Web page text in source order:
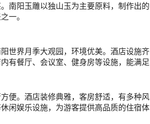
南阳玉雕以独山玉为主要原料，制作出的
一。
世界月季大观园，环境优美。酒店设施齐
有餐厅、会议室、健身房等设施，能满足
便。酒店装修典雅，客房舒适，有多种风
闲娱乐设施，为游客提供高品质的住宿体